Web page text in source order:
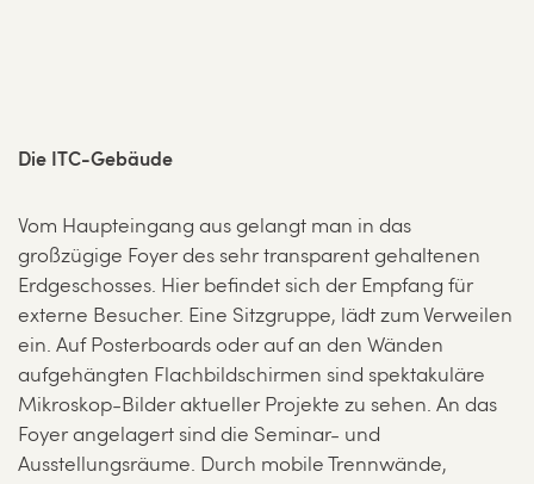
Die ITC-Gebäude
Vom Haupteingang aus gelangt man in das
großzügige Foyer des sehr transparent gehaltenen
Erdgeschosses. Hier befindet sich der Empfang für
externe Besucher. Eine Sitzgruppe, lädt zum Verweilen
ein. Auf Posterboards oder auf an den Wänden
aufgehängten Flachbildschirmen sind spektakuläre
Mikroskop-Bilder aktueller Projekte zu sehen. An das
Foyer angelagert sind die Seminar- und
Ausstellungsräume. Durch mobile Trennwände,